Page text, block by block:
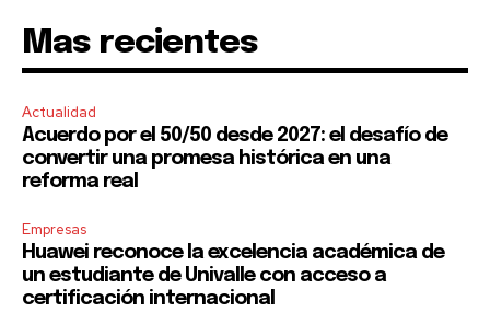
Mas recientes
Actualidad
Acuerdo por el 50/50 desde 2027: el desafío de
convertir una promesa histórica en una
reforma real
Empresas
Huawei reconoce la excelencia académica de
un estudiante de Univalle con acceso a
certificación internacional